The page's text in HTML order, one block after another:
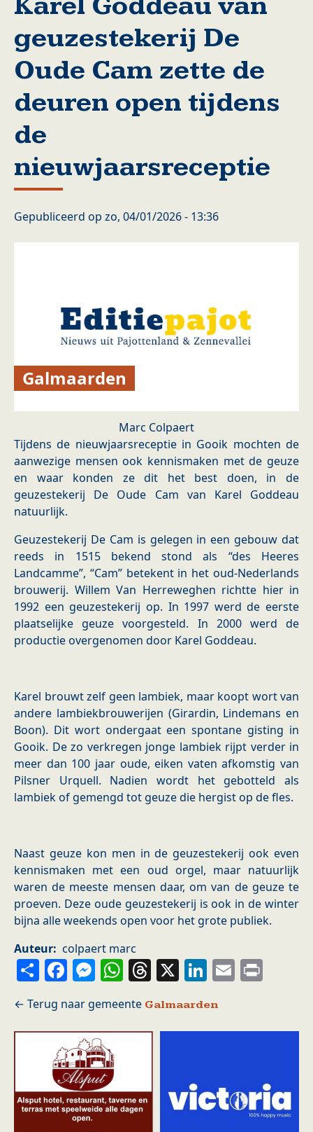
geuzestekerij De
Oude Cam zette de
deuren open tijdens
de
nieuwjaarsreceptie
Gepubliceerd op zo, 04/01/2026 - 13:36
Galmaarden
Marc Colpaert
Tijdens de nieuwjaarsreceptie in Gooik mochten de
aanwezige mensen ook kennismaken met de geuze
en waar konden ze dit het best doen, in de
geuzestekerij De Oude Cam van Karel Goddeau
natuurlijk.
Geuzestekerij De Cam is gelegen in een gebouw dat
reeds in 1515 bekend stond als “des Heeres
Landcamme”, “Cam” betekent in het oud-Nederlands
brouwerij. Willem Van Herreweghen richtte hier in
1992 een geuzestekerij op. In 1997 werd de eerste
plaatselijke geuze voorgesteld. In 2000 werd de
productie overgenomen door Karel Goddeau.
Karel brouwt zelf geen lambiek, maar koopt wort van
andere lambiekbrouwerijen (Girardin, Lindemans en
Boon). Dit wort ondergaat een spontane gisting in
Gooik. De zo verkregen jonge lambiek rijpt verder in
meer dan 100 jaar oude, eiken vaten afkomstig van
Pilsner Urquell. Nadien wordt het gebotteld als
lambiek of gemengd tot geuze die hergist op de fles.
Naast geuze kon men in de geuzestekerij ook even
kennismaken met een oud orgel, maar natuurlijk
waren de meeste mensen daar, om van de geuze te
proeven. Deze oude geuzestekerij is ook in de winter
bijna alle weekends open voor het grote publiek.
Auteur colpaert marc
ShareFacebook
Messenger
WhatsApp
Threads
X LinkedIn
Email
Galmaarden